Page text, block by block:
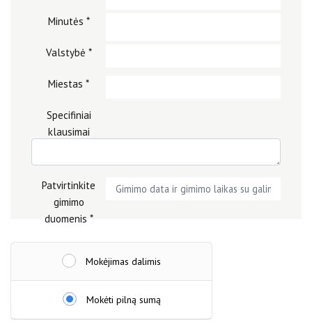
Minutės *
Valstybė *
Miestas *
Specifiniai
klausimai
Patvirtinkite
gimimo
duomenis *
Mokėjimas dalimis
Mokėti pilną sumą